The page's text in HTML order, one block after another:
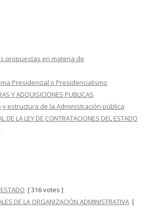
propuestas en materia de
Presidencial o Presidencialismo
Y ADQUISICIONES PUBLICAS
y estructura de la Administración pública
DE LA LEY DE CONTRATACIONES DEL ESTADO
[ 316 votes ]
DE LA ORGANIZACIÓN ADMINISTRATIVA [